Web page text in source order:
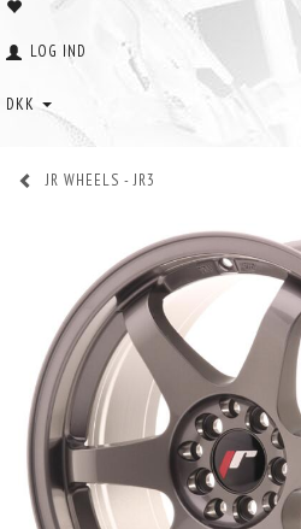
LOG IND
DKK
JR WHEELS - JR3